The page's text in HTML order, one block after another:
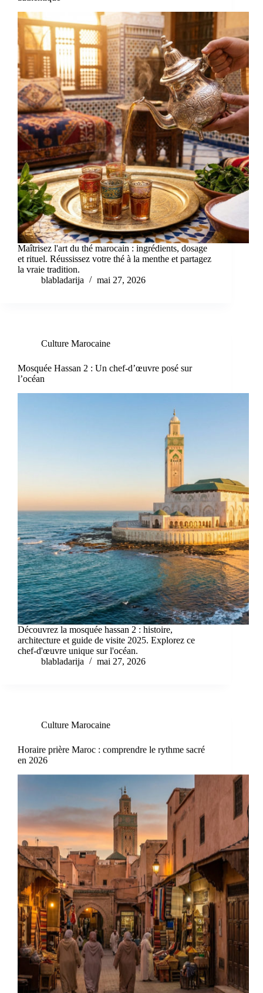
Maîtrisez l'art du thé marocain : ingrédients, dosage
et rituel. Réussissez votre thé à la menthe et partagez
la vraie tradition.
blabladarija
mai 27, 2026
Culture Marocaine
Mosquée Hassan 2 : Un chef-d’œuvre posé sur
l’océan
Découvrez la mosquée hassan 2 : histoire,
architecture et guide de visite 2025. Explorez ce
chef-d'œuvre unique sur l'océan.
blabladarija
mai 27, 2026
Culture Marocaine
Horaire prière Maroc : comprendre le rythme sacré
en 2026